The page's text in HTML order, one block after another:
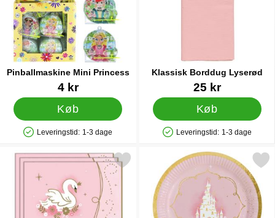
Pinballmaskine Mini Princess
Varenr 132874 kr
Køb
Produkttilgængelighed: På lager
Leveringstid: 1-3 dage
Klassisk Borddug Lyserød
Varenr 8327925 kr
Køb
Produkttilgængelighed: På lager
Leveringstid: 1-3 dage
Markér prinsesse For En Dag Servietter som favorit
Markér prinsesse For En Dag